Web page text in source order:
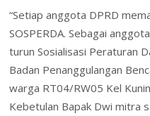
“Setiap anggota DPRD
SOSPERDA. Sebagai
turun Sosialisasi Peraturan
Badan Penanggulangan
warga RT04/RW05 Kel
Kebetulan Bapak Dwi mitra